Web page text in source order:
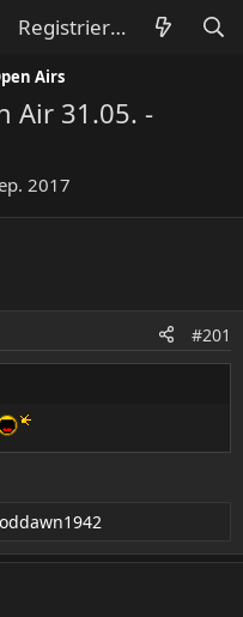
Registrieren
Airs
Air 31.05. -
2017
#201